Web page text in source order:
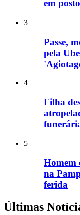
em
3
Passe,
pela
4
Filha
5
Homem
na
ferida
Últimas